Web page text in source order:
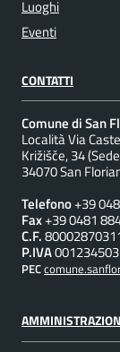
Luoghi
Eventi
CONTATTI
Comune di San
Località Via
Križišče, 34
34070 San
Telefono+39
Fax+39 0481
C.F.
P.IVA
PEC